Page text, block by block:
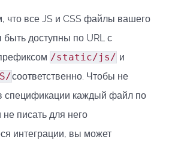
что все JS и CSS файлы вашего
доступны по URL с
/static/js/ и
соответственно. Чтобы не
спецификации каждый файл по
не писать для него
интеграции, вы может